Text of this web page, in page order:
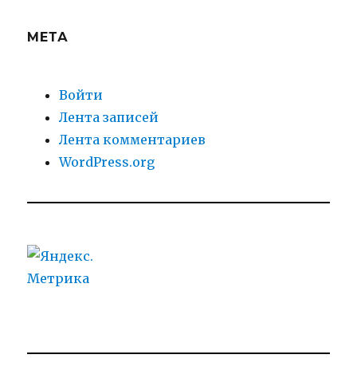
МЕТА
Войти
Лента записей
Лента комментариев
WordPress.org